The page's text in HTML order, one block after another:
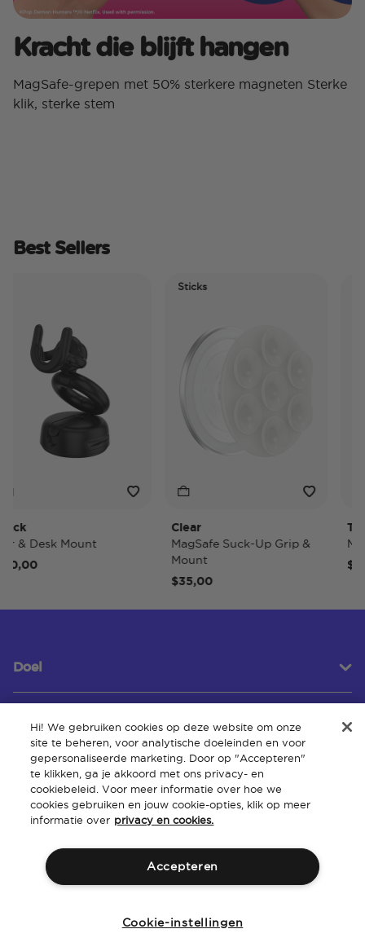
Kracht die blijft hangen
MagSafe-grepen met 50% sterkere magneten Sterke
klik, sterke stem
Best Sellers
Desk Mount
Sticks
Clear
MagSafe Suck-Up Grip &
Mount
$35,00
Doel
Klantenservice
Over
Hi! We gebruiken cookies op deze website om onze
site te beheren, voor analytische doeleinden en voor
gepersonaliseerde marketing. Door op "Accepteren"
te klikken, ga je akkoord met ons privacy- en
cookiebeleid. Voor meer informatie over hoe we
cookies gebruiken en jouw cookie-opties, klik op meer
informatie over privacy en cookies.
Accepteren
Cookie-instellingen